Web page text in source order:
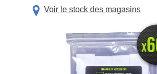
Voir le stock des magasins